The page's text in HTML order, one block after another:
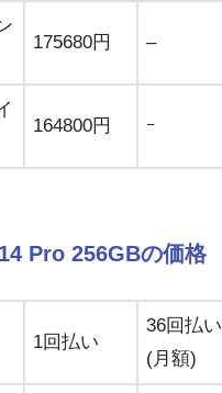
175680円 –
164800円 ｰ
Pro 256GBの価格
1回払い
36回払い
(月額)